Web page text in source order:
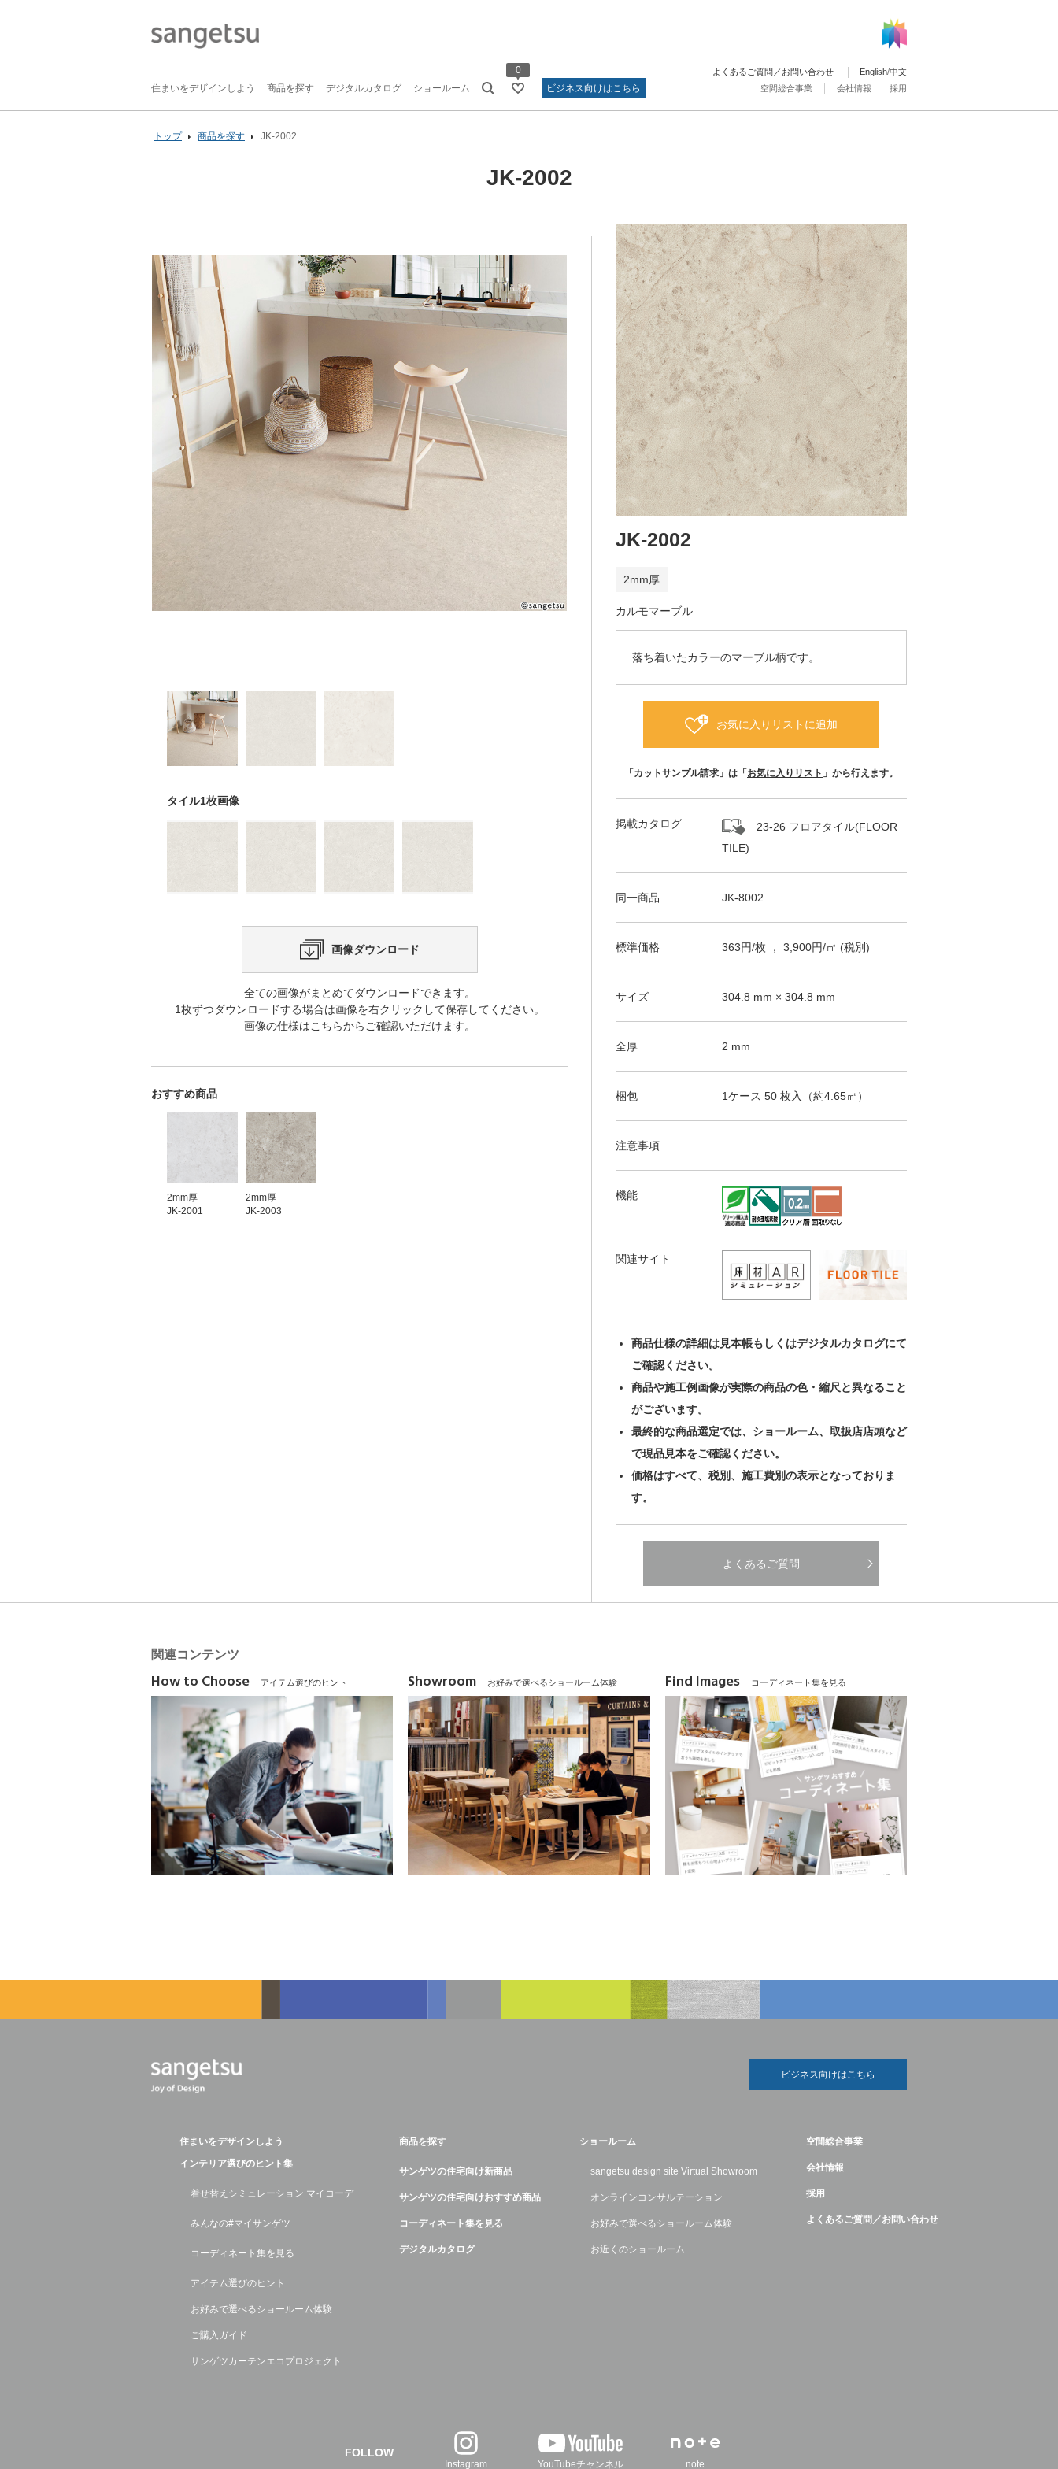
住まいをデザインしよう 商品を探す デジタルカタログ ショールーム
0
ビジネス向けはこちら
空間総合事業 会社情報 採用
よくあるご質問／お問い合わせ English/中文
トップ 商品を探す JK-2002
JK-2002
タイル1枚画像
画像ダウンロード
全ての画像がまとめてダウンロードできます。
1枚ずつダウンロードする場合は画像を右クリックして保存してください。
画像の仕様はこちらからご確認いただけます。
おすすめ商品
2mm厚
JK-2001
2mm厚
JK-2003
JK-2002
2mm厚
カルモマーブル
落ち着いたカラーのマーブル柄です。
お気に入りリストに追加
「カットサンプル請求」は「 お気に入りリスト 」から行えます。
掲載カタログ
23-26 フロアタイル(FLOOR
TILE)
同一商品 JK-8002
標準価格 363円/枚 ， 3,900円/㎡ (税別)
サイズ 304.8 mm × 304.8 mm
全厚 2 mm
梱包 1ケース 50 枚入（約4.65㎡）
注意事項
機能
関連サイト
商品仕様の詳細は見本帳もしくはデジタルカタログにて
ご確認ください。
商品や施工例画像が実際の商品の色・縮尺と異なること
がございます。
最終的な商品選定では、ショールーム、取扱店店頭など
で現品見本をご確認ください。
価格はすべて、税別、施工費別の表示となっておりま
す。
よくあるご質問
関連コンテンツ
How to Choose アイテム選びのヒント Showroom お好みで選べるショールーム体験 Find Images コーディネート集を見る
ビジネス向けはこちら
住まいをデザインしよう
インテリア選びのヒント集
着せ替えシミュレーション マイコーデ
みんなの#マイサンゲツ
コーディネート集を見る
アイテム選びのヒント
お好みで選べるショールーム体験
ご購入ガイド
サンゲツカーテンエコプロジェクト
商品を探す
サンゲツの住宅向け新商品
サンゲツの住宅向けおすすめ商品
コーディネート集を見る
デジタルカタログ
ショールーム
sangetsu design site Virtual Showroom
オンラインコンサルテーション
お好みで選べるショールーム体験
お近くのショールーム
空間総合事業
会社情報
採用
よくあるご質問／お問い合わせ
FOLLOW
Instagram YouTubeチャンネル note